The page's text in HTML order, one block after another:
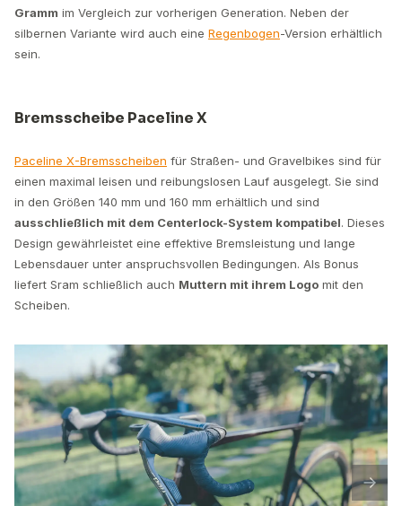
Gramm im Vergleich zur vorherigen Generation. Neben der
silbernen Variante wird auch eine Regenbogen-Version erhältlich
sein.
Bremsscheibe Paceline X
Paceline X-Bremsscheiben für Straßen- und Gravelbikes sind für
einen maximal leisen und reibungslosen Lauf ausgelegt. Sie sind
in den Größen 140 mm und 160 mm erhältlich und sind
ausschließlich mit dem Centerlock-System kompatibel. Dieses
Design gewährleistet eine effektive Bremsleistung und lange
Lebensdauer unter anspruchsvollen Bedingungen. Als Bonus
liefert Sram schließlich auch Muttern mit ihrem Logo mit den
Scheiben.